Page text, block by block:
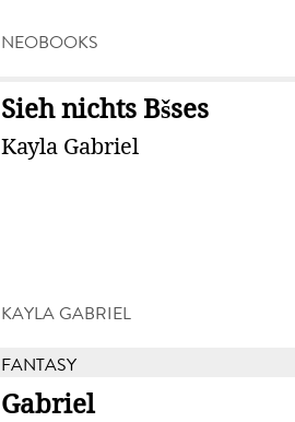
NEOBOOKS
Sieh nichts Bšses
Kayla Gabriel
KAYLA GABRIEL
FANTASY
Gabriel